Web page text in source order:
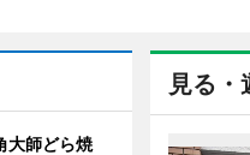
見る・
大師どら焼